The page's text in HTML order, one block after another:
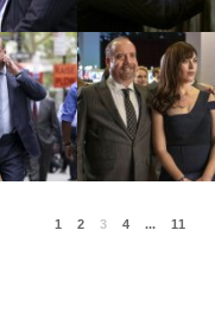
1 2 3 4 ... 11